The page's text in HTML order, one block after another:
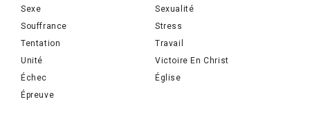
Sexe
Sexualité
Souffrance
Stress
Tentation
Travail
Unité
Victoire En Christ
Échec
Église
Épreuve